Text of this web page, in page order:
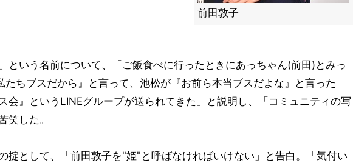
前田敦子
という名前について、「ご飯食べに行ったときにあっちゃん(前田)とみっ
たちブスだから』と言って、池松が『お前ら本当ブスだよな』と言った
会』というLINEグループが送られてきた」と説明し、「コミュニティの写
笑した。
掟として、「前田敦子を"姫"と呼ばなければいけない」と告白。「気付い